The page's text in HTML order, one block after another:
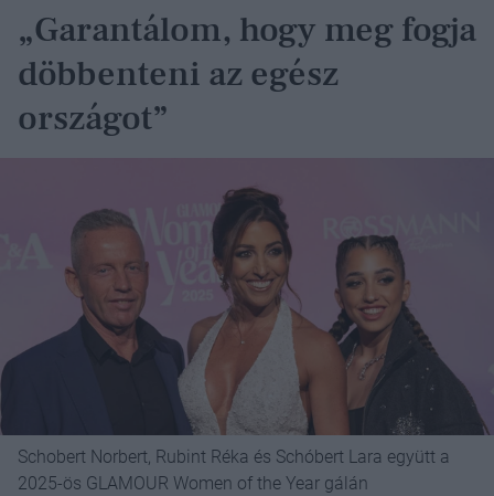
„Garantálom, hogy meg fogja
döbbenteni az egész
országot”
Schobert Norbert, Rubint Réka és Schóbert Lara együtt a
2025-ös GLAMOUR Women of the Year gálán